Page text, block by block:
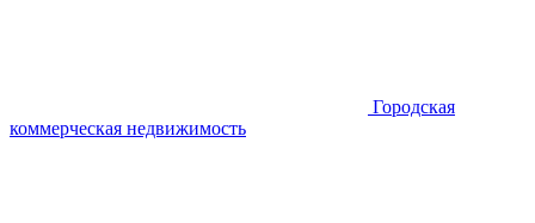
Городская
коммерческая недвижимость